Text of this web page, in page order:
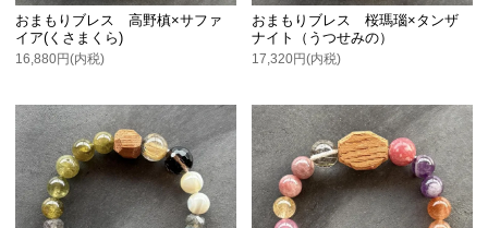
おまもりブレス 高野槙×サファ
イア(くさまくら)
16,880円(内税)
おまもりブレス 桜瑪瑙×タンザ
ナイト（うつせみの）
17,320円(内税)